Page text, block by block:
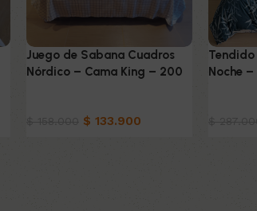
Juego de Sabana Cuadros
Nórdico – Cama King – 200
$ 133.900
Noche –